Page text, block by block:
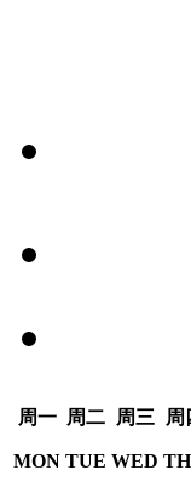
周一
MON
周二
TUE
周三
WED
周